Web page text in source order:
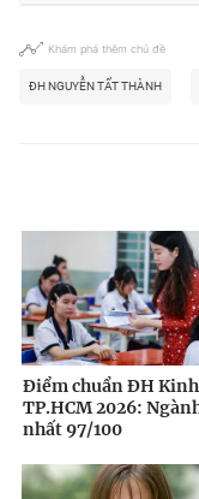
Khám phá thêm chủ đề
ĐH NGUYỄN TẤT THÀNH